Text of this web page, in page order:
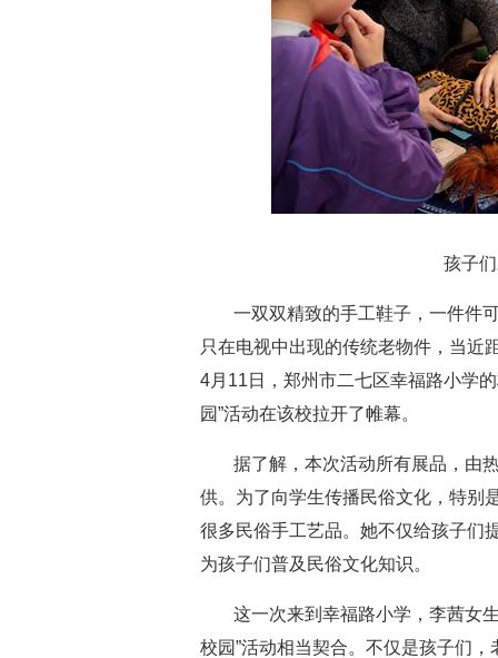
孩子
一双双精致的手工鞋子，一件件
只在电视中出现的传统老物件，当近
4月11日，郑州市二七区幸福路小学
园”活动在该校拉开了帷幕。
据了解，本次活动所有展品，由
供。为了向学生传播民俗文化，特别
很多民俗手工艺品。她不仅给孩子们
为孩子们普及民俗文化知识。
这一次来到幸福路小学，李茜女
校园”活动相当契合。不仅是孩子们